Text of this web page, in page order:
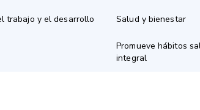
trabajo y el desarrollo
Salud y bienestar
Promueve hábitos
integral